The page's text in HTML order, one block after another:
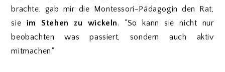
brachte, gab mir die Montessori-Pädagogin den Rat,
sie im Stehen zu wickeln. "So kann sie nicht nur
beobachten was passiert, sondern auch aktiv
mitmachen."